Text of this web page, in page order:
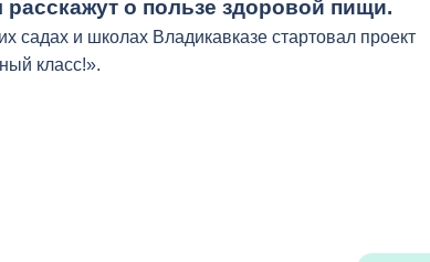
расскажут о пользе здоровой пищи.
садах и школах Владикавказе стартовал проект
класс!».